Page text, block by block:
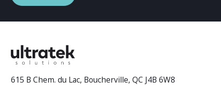
615 B Chem. du Lac, Boucherville, QC J4B 6W8